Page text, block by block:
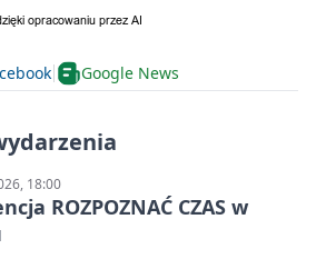
Google News
18:00
ROZPOZNAĆ CZAS w